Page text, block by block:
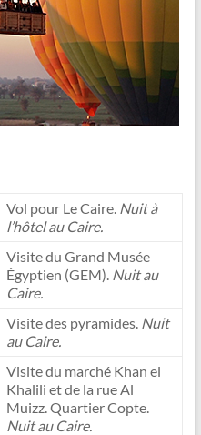
Vol pour Le Caire. Nuit à
l’hôtel au Caire.
Visite du Grand Musée
Égyptien (GEM). Nuit au
Caire.
Visite des pyramides. Nuit
au Caire.
Visite du marché Khan el
Khalili et de la rue Al
Muizz. Quartier Copte.
Nuit au Caire.